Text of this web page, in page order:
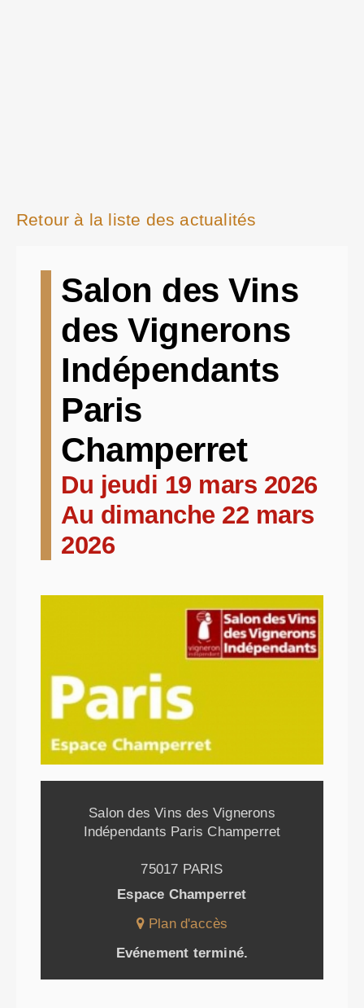
Retour à la liste des actualités
Salon des Vins
des Vignerons
Indépendants
Paris
Champerret
Du jeudi 19 mars 2026
Au dimanche 22 mars
2026
Salon des Vins des Vignerons
Indépendants Paris Champerret
75017 PARIS
Espace Champerret
Plan d'accès
Evénement terminé.